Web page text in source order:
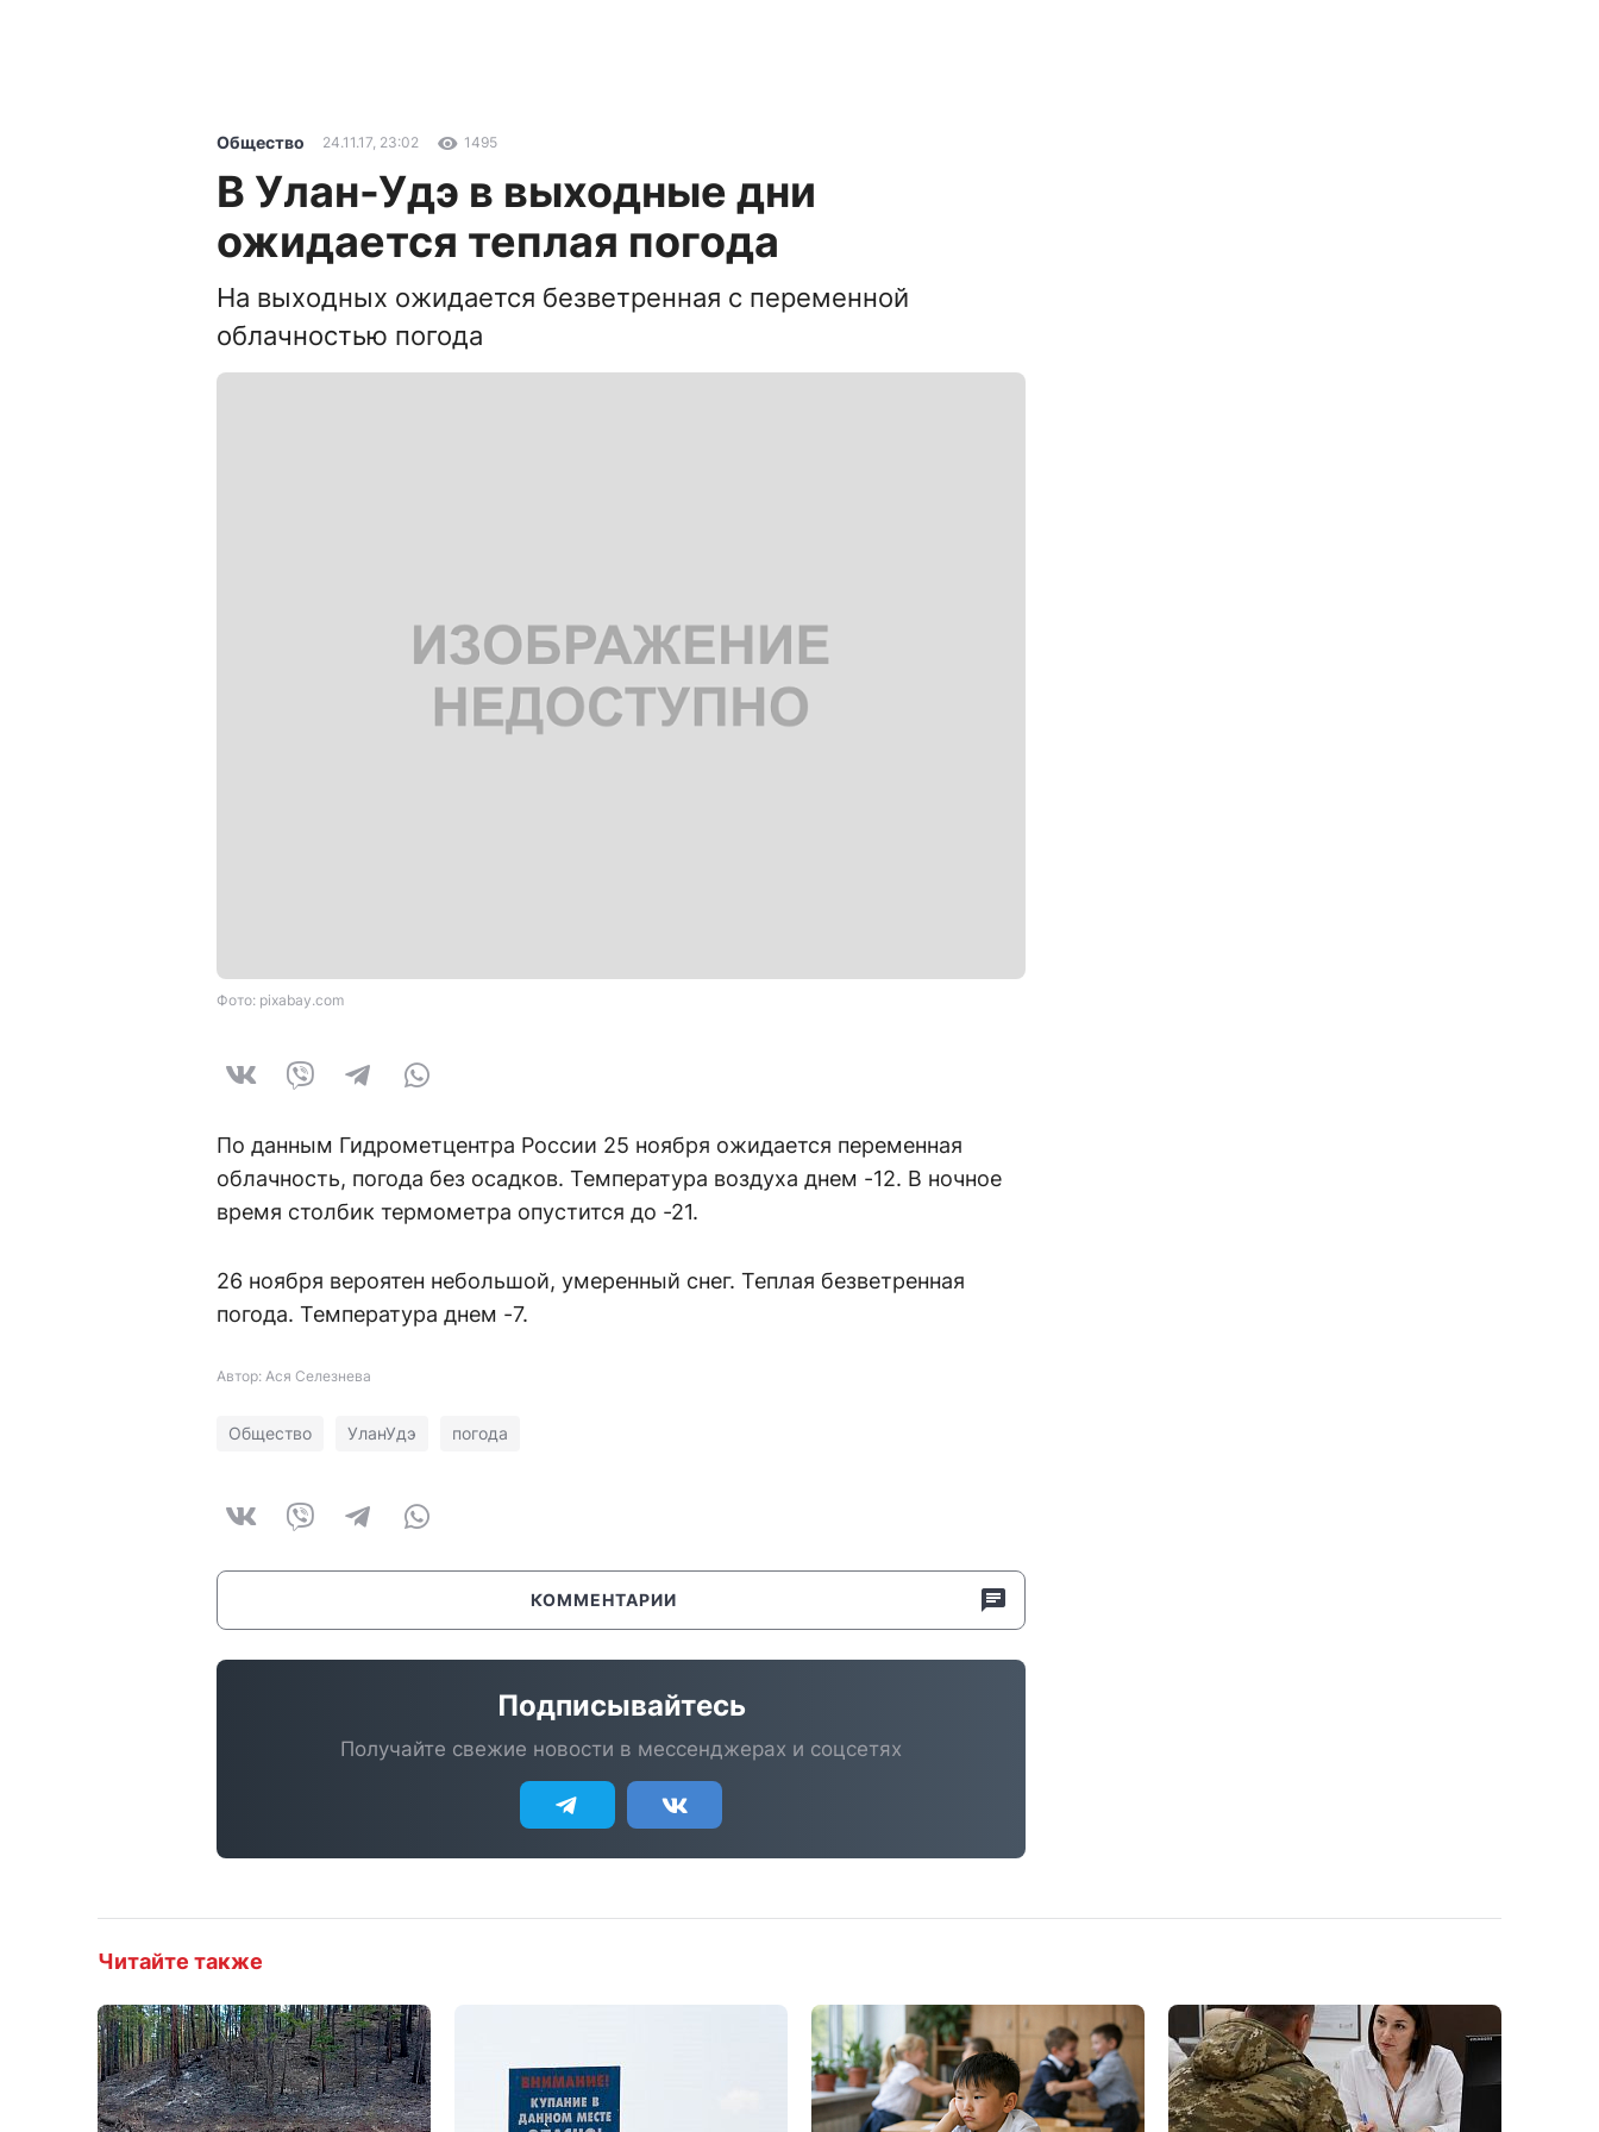
Общество 24.11.17, 23:02 1495
В Улан-Удэ в выходные дни
ожидается теплая погода
На выходных ожидается безветренная с переменной
облачностью погода
Фото: pixabay.com
По данным Гидрометцентра России 25 ноября ожидается переменная
облачность, погода без осадков. Температура воздуха днем -12. В ночное
время столбик термометра опустится до -21.
26 ноября вероятен небольшой, умеренный снег. Теплая безветренная
погода. Температура днем -7.
Автор: Ася Селезнева
Общество УланУдэ погода
КОММЕНТАРИИ
Подписывайтесь
Получайте свежие новости в мессенджерах и соцсетях
Читайте также